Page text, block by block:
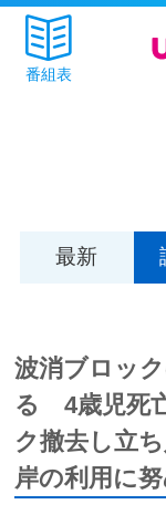
番組表
最新
波消ブロッ
る 4歳児死
ク撤去し立
岸の利用に努